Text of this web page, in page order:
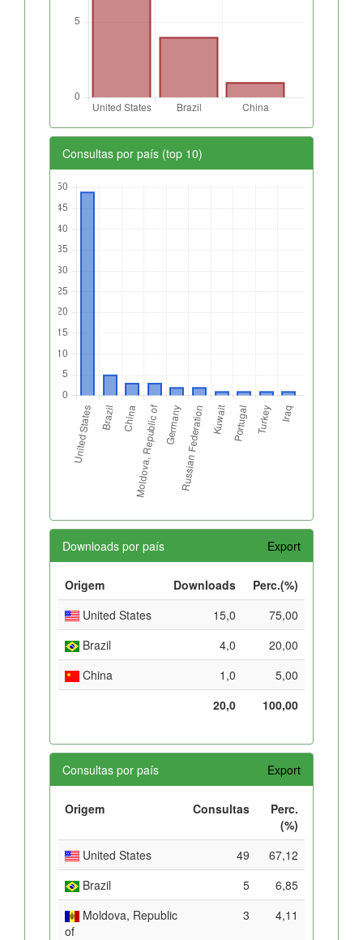
Consultas por país (top 10)
Downloads por país Export
Origem Downloads
Perc.(%)
United States
15,0
75,00
Brazil
4,0
20,00
China
1,0
5,00
20,0
100,00
Consultas por país Export
Origem Consultas
Perc.
(%)
United States
49
67,12
Brazil
5
6,85
Moldova, Republic
of
3 4,11